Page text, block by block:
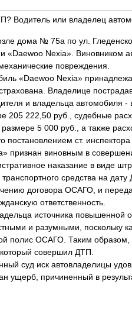
Водитель или владелец
дома № 75а по ул.
«Daewoo Nexia». Виновником
повреждения.
«Daewoo Nexia»
Владелице
и владельца
205 222,50 руб., судебные
размере 5 000 руб., а также
ст.
признан виновным в
наказание в виде
средства на
договора ОСАГО, и
ответственность.
источника повышенной
и разумными, поскольку
полис ОСАГО. Таким образом,
совершил ДТП.
суд иск автовладелицы
ущерб, причиненный в